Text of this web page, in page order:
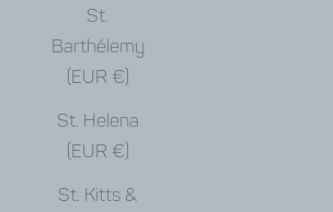
St.
Barthélemy
(EUR €)
St. Helena
(EUR €)
St. Kitts &